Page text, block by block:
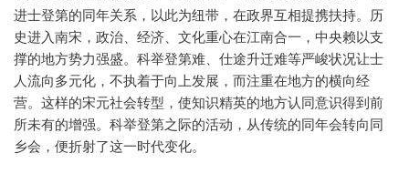
进士登第的同年关系，以此为纽带，在政界互相提携扶持。历
史进入南宋，政治、经济、文化重心在江南合一，中央赖以支
撑的地方势力强盛。科举登第难、仕途升迁难等严峻状况让士
人流向多元化，不执着于向上发展，而注重在地方的横向经
营。这样的宋元社会转型，使知识精英的地方认同意识得到前
所未有的增强。科举登第之际的活动，从传统的同年会转向同
乡会，便折射了这一时代变化。